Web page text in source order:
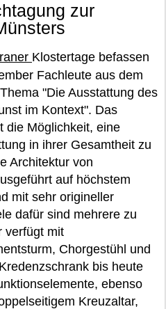
zur
Klostertage befassen
Fachleute aus dem
"Die Ausstattung des
im Kontext". Das
die Möglichkeit, eine
in ihrer Gesamtheit zu
Architektur von
auf höchstem
mit sehr origineller
dafür sind mehrere zu
verfügt mit
Chorgestühl und
bis heute
ebenso
Kreuzaltar,